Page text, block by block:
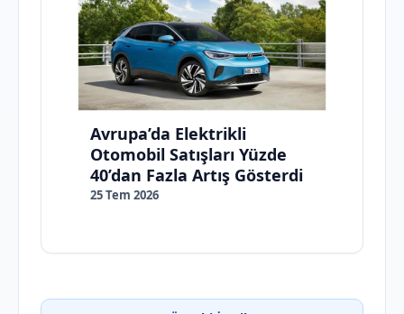
Avrupa’da Elektrikli
Otomobil Satışları Yüzde
40’dan Fazla Artış Gösterdi
25 Tem 2026